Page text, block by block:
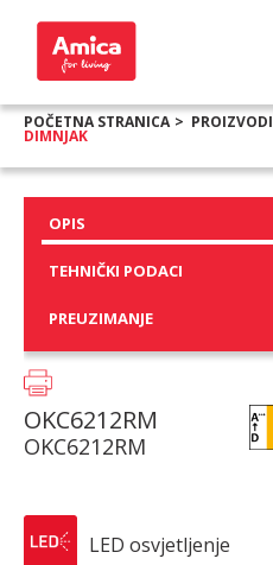
POČETNA STRANICA PROIZVODI
DIMNJAK
OPIS
TEHNIČKI PODACI
PREUZIMANJE
OKC6212RM
OKC6212RM
LED osvjetljenje